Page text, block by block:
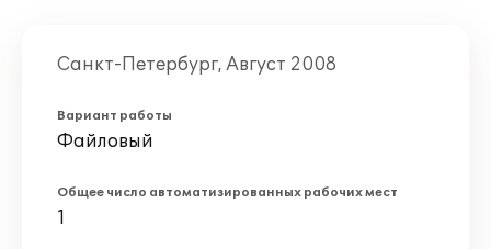
Санкт-Петербург, Август 2008
Вариант работы
Файловый
Общее число автоматизированных рабочих мест
1